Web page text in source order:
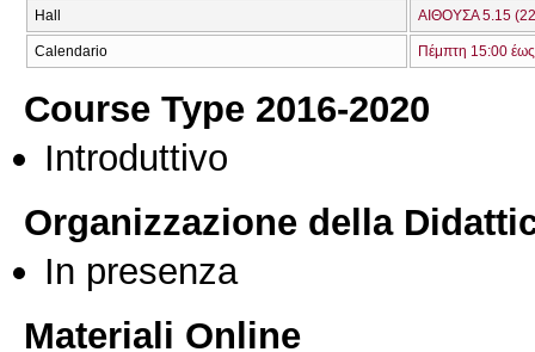
Hall ΑΙΘΟΥΣΑ 5.15
Calendario Πέμπτη 15:00
Course Type 2016-2020
Introduttivo
Organizzazione della
In presenza
Materiali Online